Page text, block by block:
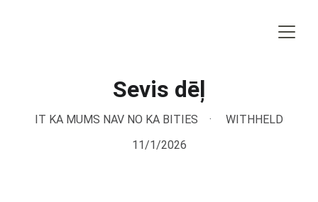
Sevis dēļ
IT KA MUMS NAV NO KA BITIES
WITHHELD
11/1/2026